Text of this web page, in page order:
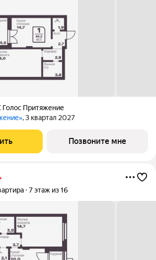
Притяжение
, 3 квартал 2027
Позвоните мне
7 этаж из 16